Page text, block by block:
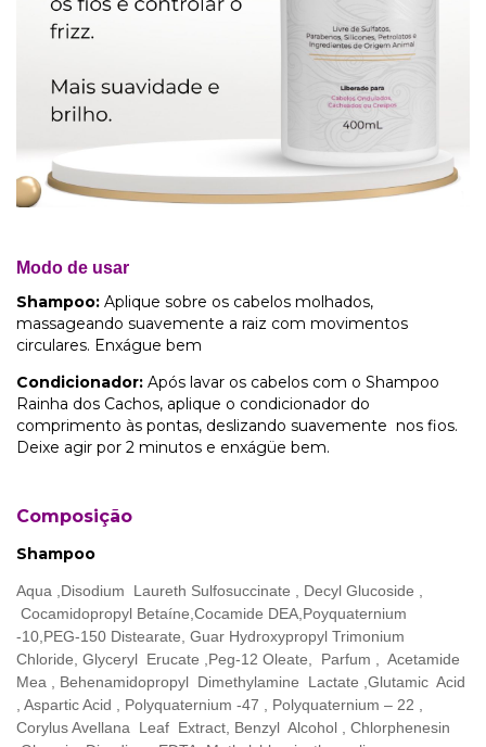
Modo de usar
Shampoo: Aplique sobre os cabelos molhados,
massageando suavemente a raiz com movimentos
circulares. Enxágue bem
Condicionador: Após lavar os cabelos com o Shampoo
Rainha dos Cachos, aplique o condicionador do
comprimento às pontas, deslizando suavemente nos fios.
Deixe agir por 2 minutos e enxágüe bem.
Composição
Shampoo
Aqua ,Disodium Laureth Sulfosuccinate , Decyl Glucoside ,
Cocamidopropyl Betaíne,Cocamide DEA,Poyquaternium
-10,PEG-150 Distearate, Guar Hydroxypropyl Trimonium
Chloride, Glyceryl Erucate ,Peg-12 Oleate, Parfum , Acetamide
Mea , Behenamidopropyl Dimethylamine Lactate ,Glutamic Acid
, Aspartic Acid , Polyquaternium -47 , Polyquaternium – 22 ,
Corylus Avellana Leaf Extract, Benzyl Alcohol , Chlorphenesin